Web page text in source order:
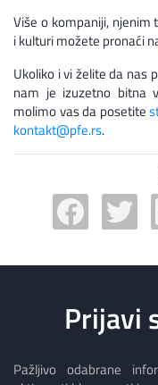
Više o kompaniji,
i kulturi možete pronaći
Ukoliko i vi želite da nas
nam je izuzetno bitna
molimo vas da posetite
kontakt@pfe.rs.
Prijavi
Pažljivo odabrane